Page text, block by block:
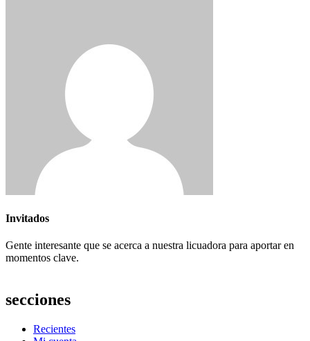
Invitados
Gente interesante que se acerca a nuestra licuadora para aportar en
momentos clave.
secciones
Recientes